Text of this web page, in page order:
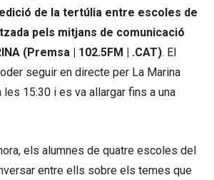
de la tertúlia entre escoles de
pels mitjans de comunicació
(Premsa | 102.5FM | .CAT). El
seguir en directe per La Marina
les 15:30 i es va allargar fins a una
els alumnes de quatre escoles del
entre ells sobre els temes que